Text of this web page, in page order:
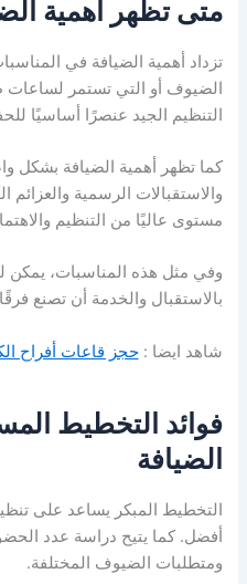
متى تظهر أهمية
تزداد أهمية الضيافة في
الضيوف أو التي تستمر لساعات
التنظيم الجيد عنصرًا أساسيًا
كما تظهر أهمية الضيافة بشكل
والاستقبالات الرسمية
مستوى عاليًا من التنظيم
وفي مثل هذه المناسبات، يمكن
بالاستقبال والخدمة أن تصنع
شاهد ايضا :حجز قاعات أفراح
فوائد التخطيط
الضيافة
التخطيط المبكر يساعد على
أفضل. كما يتيح دراسة عدد
ومتطلبات الضيوف المختلفة.